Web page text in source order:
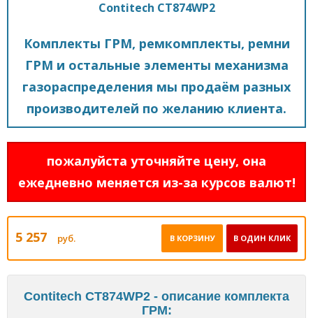
Contitech CT874WP2
Комплекты ГРМ, ремкомплекты, ремни
ГРМ и остальные элементы механизма
газораспределения мы продаём разных
производителей по желанию клиента.
пожалуйста уточняйте цену, она
ежедневно меняется из-за курсов валют!
5 257 руб. В ОДИН КЛИК
В КОРЗИНУ
Contitech CT874WP2 - описание комплекта
ГРМ: